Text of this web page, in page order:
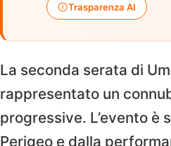
Trasparenza AI
La seconda serata di
rappresentato un
progressive. L’evento
Perigeo e dalla